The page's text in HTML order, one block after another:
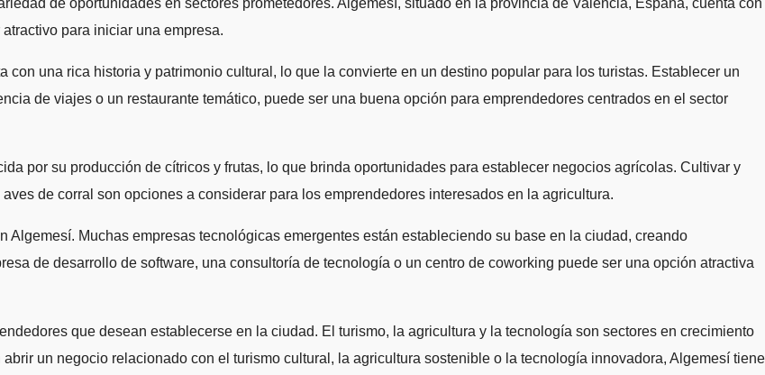
para iniciar una empresa.
una rica historia y patrimonio cultural, lo que la convierte en un destino popular para los turistas. Establecer un
de viajes o un restaurante temático, puede ser una buena opción para emprendedores centrados en el sector
por su producción de cítricos y frutas, lo que brinda oportunidades para establecer negocios agrícolas. Cultivar y
de corral son opciones a considerar para los emprendedores interesados en la agricultura.
Muchas empresas tecnológicas emergentes están estableciendo su base en la ciudad, creando
de desarrollo de software, una consultoría de tecnología o un centro de coworking puede ser una opción atractiva
que desean establecerse en la ciudad. El turismo, la agricultura y la tecnología son sectores en crecimiento
un negocio relacionado con el turismo cultural, la agricultura sostenible o la tecnología innovadora, Algemesí tiene